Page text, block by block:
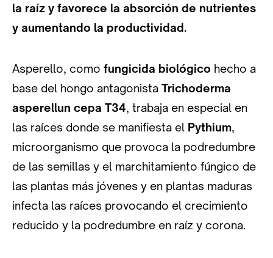
la raíz y favorece la absorción de nutrientes
y aumentando la productividad.
Asperello, como fungicida biológico hecho a
base del hongo antagonista Trichoderma
asperellun cepa T34, trabaja en especial en
las raíces donde se manifiesta el Pythium,
microorganismo que provoca la podredumbre
de las semillas y el marchitamiento fúngico de
las plantas más jóvenes y en plantas maduras
infecta las raíces provocando el crecimiento
reducido y la podredumbre en raíz y corona.